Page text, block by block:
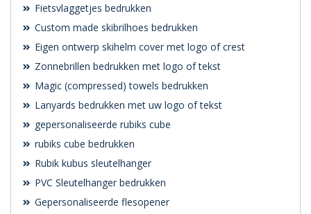
Fietsvlaggetjes bedrukken
Custom made skibrilhoes bedrukken
Eigen ontwerp skihelm cover met logo of crest
Zonnebrillen bedrukken met logo of tekst
Magic (compressed) towels bedrukken
Lanyards bedrukken met uw logo of tekst
gepersonaliseerde rubiks cube
rubiks cube bedrukken
Rubik kubus sleutelhanger
PVC Sleutelhanger bedrukken
Gepersonaliseerde flesopener